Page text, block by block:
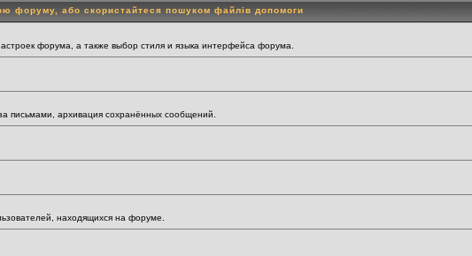
форуму, або скористайтеся пошуком файлів допомоги
форума, а также выбор стиля и языка интерфейса форума.
письмами, архивация сохранённых сообщений.
находящихся на форуме.